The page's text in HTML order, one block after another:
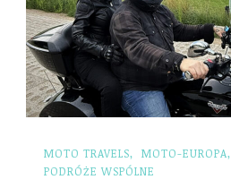
MOTO TRAVELS MOTO-EUROPA
PODRÓŻE WSPÓLNE